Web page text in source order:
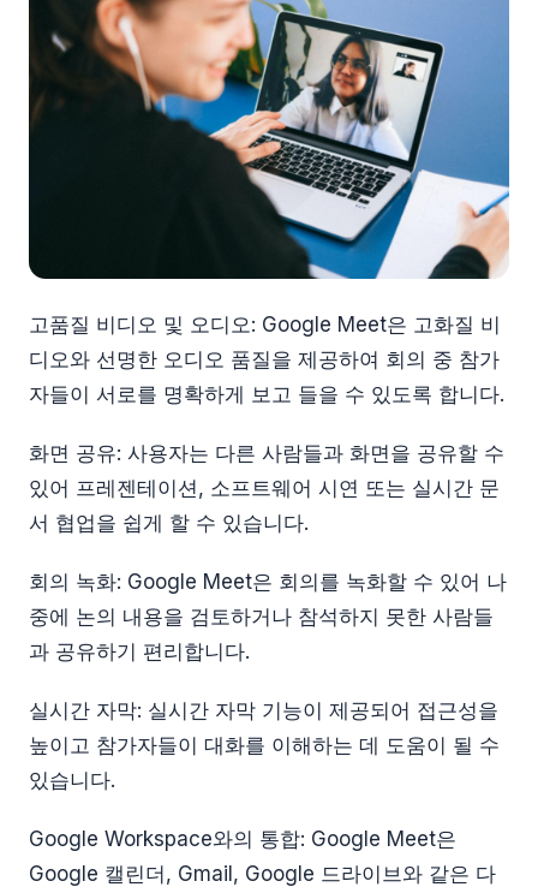
고품질 비디오 및 오디오: Google Meet은 고화질 비
디오와 선명한 오디오 품질을 제공하여 회의 중 참가
자들이 서로를 명확하게 보고 들을 수 있도록 합니다.
화면 공유: 사용자는 다른 사람들과 화면을 공유할 수
있어 프레젠테이션, 소프트웨어 시연 또는 실시간 문
서 협업을 쉽게 할 수 있습니다.
회의 녹화: Google Meet은 회의를 녹화할 수 있어 나
중에 논의 내용을 검토하거나 참석하지 못한 사람들
과 공유하기 편리합니다.
실시간 자막: 실시간 자막 기능이 제공되어 접근성을
높이고 참가자들이 대화를 이해하는 데 도움이 될 수
있습니다.
Google Workspace와의 통합: Google Meet은
Google 캘린더, Gmail, Google 드라이브와 같은 다